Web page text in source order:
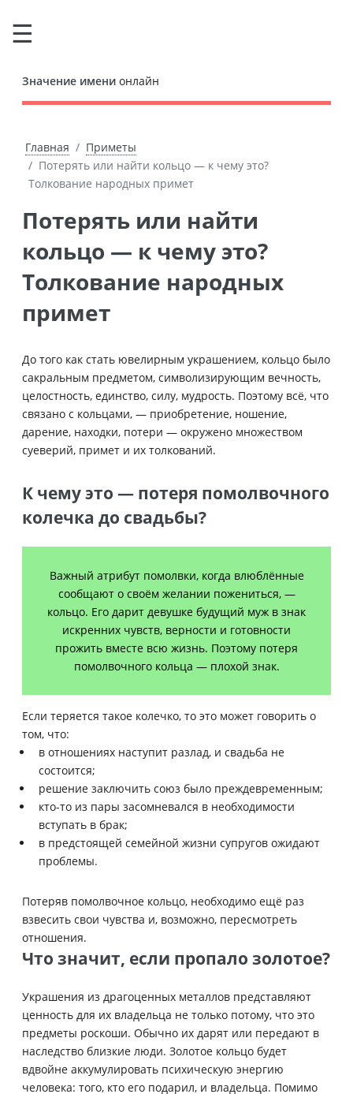
Значение имени онлайн
Главная
Приметы
Потерять или найти кольцо — к чему это?
Толкование народных примет
Потерять или найти
кольцо — к чему это?
Толкование народных
примет
До того как стать ювелирным украшением, кольцо было
сакральным предметом, символизирующим вечность,
целостность, единство, силу, мудрость. Поэтому всё, что
связано с кольцами, — приобретение, ношение,
дарение, находки, потери — окружено множеством
суеверий, примет и их толкований.
К чему это — потеря помолвочного
колечка до свадьбы?
Важный атрибут помолвки, когда влюблённые
сообщают о своём желании пожениться, —
кольцо. Его дарит девушке будущий муж в знак
искренних чувств, верности и готовности
прожить вместе всю жизнь. Поэтому потеря
помолвочного кольца — плохой знак.
Если теряется такое колечко, то это может говорить о
том, что:
в отношениях наступит разлад, и свадьба не
состоится;
решение заключить союз было преждевременным;
кто-то из пары засомневался в необходимости
вступать в брак;
в предстоящей семейной жизни супругов ожидают
проблемы.
Потеряв помолвочное кольцо, необходимо ещё раз
взвесить свои чувства и, возможно, пересмотреть
отношения.
Что значит, если пропало золотое?
Украшения из драгоценных металлов представляют
ценность для их владельца не только потому, что это
предметы роскоши. Обычно их дарят или передают в
наследство близкие люди. Золотое кольцо будет
вдвойне аккумулировать психическую энергию
человека: того, кто его подарил, и владельца. Помимо